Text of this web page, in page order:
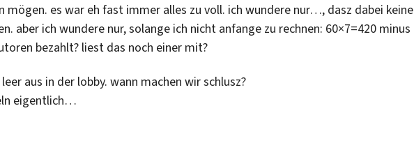
mögen. es war eh fast immer alles zu voll. ich wundere nur…, dasz dabei keine
aber ich wundere nur, solange ich nicht anfange zu rechnen: 60×7=420 minus
bezahlt? liest das noch einer mit?
aus in der lobby. wann machen wir schlusz?
eigentlich…